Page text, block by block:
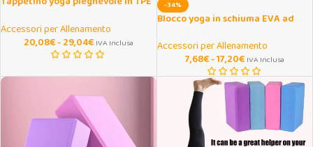
Accessori per Allenamento
20,08€-29,04€ IVA Inclusa
-34%
Blocco yoga in schiuma EVA ad
Accessori per Allenamento
7,68€-17,20€ IVA Inclusa